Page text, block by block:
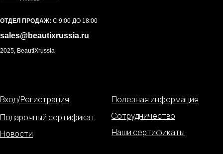
ОТДЕЛ ПРОДАЖ: С 9:00 ДО 18:00
sales@beautixrussia.ru
2025, BeautiXrussia
Вход/Регистрация
Подарочный сертификат
Новости
Полезная информация
Сотрудничество
Наши сертификаты